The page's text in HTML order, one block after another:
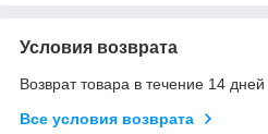
Условия возврата
Возврат товара в течение 14
Все условия возврата